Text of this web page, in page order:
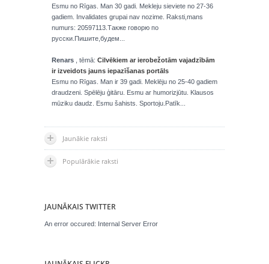
Esmu no Rīgas. Man 30 gadi. Mekleju sieviete no 27-36
gadiem. Invalidates grupai nav nozime. Raksti,mans
numurs: 20597113.Также говорю по
русски.Пишите,будем...
Renars , tēmā: Cilvēkiem ar ierobežotām vajadzībām
ir izveidots jauns iepazīšanas portāls
Esmu no Rīgas. Man ir 39 gadi. Meklēju no 25-40 gadiem
draudzeni. Spēlēju ģitāru. Esmu ar humorizjūtu. Klausos
mūziku daudz. Esmu šahists. Sportoju.Patīk...
Jaunākie raksti
Populārākie raksti
JAUNĀKAIS TWITTER
An error occured: Internal Server Error